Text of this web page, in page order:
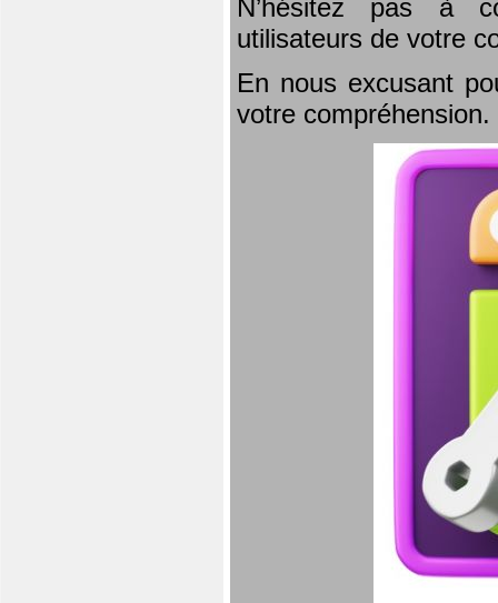
N’hésitez pas à
utilisateurs de votre
En nous excusant
votre compréhension.